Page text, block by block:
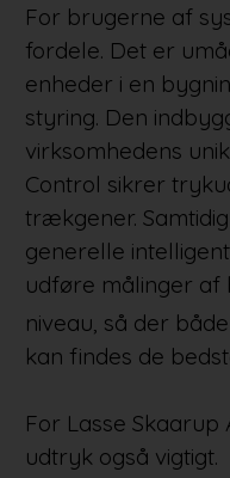
For brugerne af
fordele. Det er
enheder i en
styring. Den
virksomhedens
Control sikrer
trækgener.
generelle
udføre målinger af
niveau, så der
kan findes de
For Lasse
udtryk også vigtigt.